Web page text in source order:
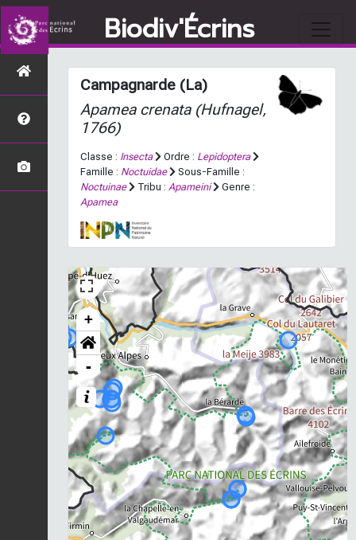
Biodiv'Écrins
Campagnarde (La)
Apamea crenata(Hufnagel,
1766)
Classe : Insecta Ordre : Lepidoptera
Famille : Noctuidae
Sous-Famille :
Noctuinae
Tribu : Apameini
Genre :
Apamea
+
-